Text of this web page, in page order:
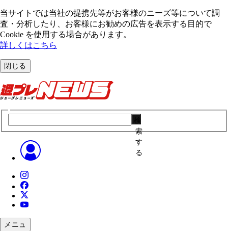
当サイトでは当社の提携先等がお客様のニーズ等について調
査・分析したり、お客様にお勧めの広告を表⽰する⽬的で
Cookie を使⽤する場合があります。
詳しくはこちら
閉じる
索
す
る
メニュ